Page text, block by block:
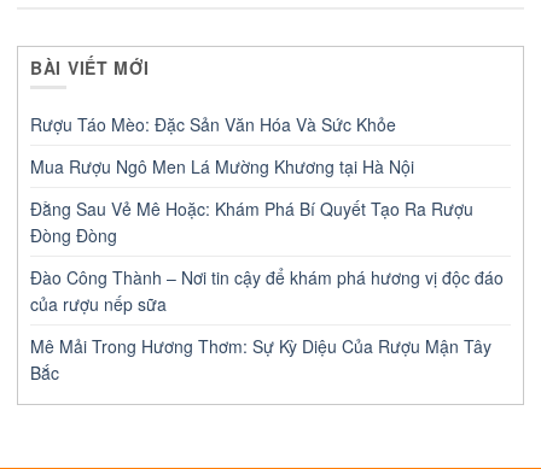
BÀI VIẾT MỚI
Rượu Táo Mèo: Đặc Sản Văn Hóa Và Sức Khỏe
Mua Rượu Ngô Men Lá Mường Khương tại Hà Nội
Đằng Sau Vẻ Mê Hoặc: Khám Phá Bí Quyết Tạo Ra Rượu
Đòng Đòng
Đào Công Thành – Nơi tin cậy để khám phá hương vị độc đáo
của rượu nếp sữa
Mê Mải Trong Hương Thơm: Sự Kỳ Diệu Của Rượu Mận Tây
Bắc